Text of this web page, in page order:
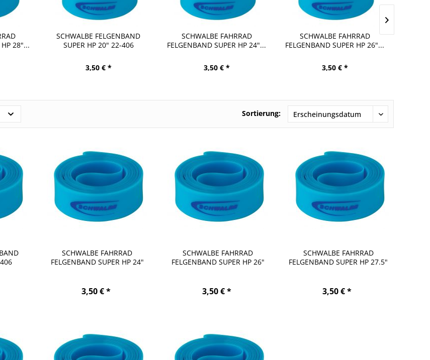
HP 28"...
SCHWALBE FELGENBAND
SUPER HP 20" 22-406
3,50 € *
SCHWALBE FAHRRAD
FELGENBAND SUPER HP 24"...
3,50 € *
SCHWALBE FAHRRAD
FELGENBAND SUPER HP 26"...
3,50 € *
Sortierung:
SCHWALBE FAHRRAD
FELGENBAND SUPER HP 24"
3,50 € *
SCHWALBE FAHRRAD
FELGENBAND SUPER HP 26"
3,50 € *
SCHWALBE FAHRRAD
FELGENBAND SUPER HP 27.5"
3,50 € *